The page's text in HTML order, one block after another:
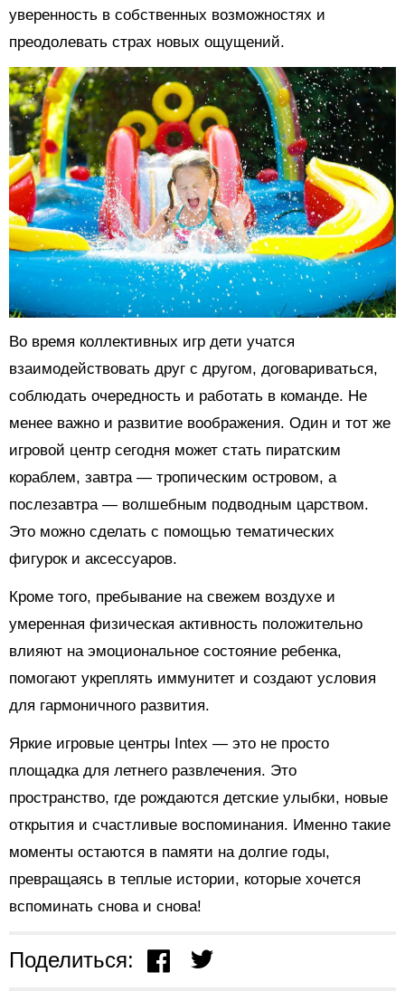
уверенность в собственных возможностях и
преодолевать страх новых ощущений.
Во время коллективных игр дети учатся
взаимодействовать друг с другом, договариваться,
соблюдать очередность и работать в команде. Не
менее важно и развитие воображения. Один и тот же
игровой центр сегодня может стать пиратским
кораблем, завтра — тропическим островом, а
послезавтра — волшебным подводным царством.
Это можно сделать с помощью тематических
фигурок и аксессуаров.
Кроме того, пребывание на свежем воздухе и
умеренная физическая активность положительно
влияют на эмоциональное состояние ребенка,
помогают укреплять иммунитет и создают условия
для гармоничного развития.
Яркие игровые центры Intex — это не просто
площадка для летнего развлечения. Это
пространство, где рождаются детские улыбки, новые
открытия и счастливые воспоминания. Именно такие
моменты остаются в памяти на долгие годы,
превращаясь в теплые истории, которые хочется
вспоминать снова и снова!
Поделиться: